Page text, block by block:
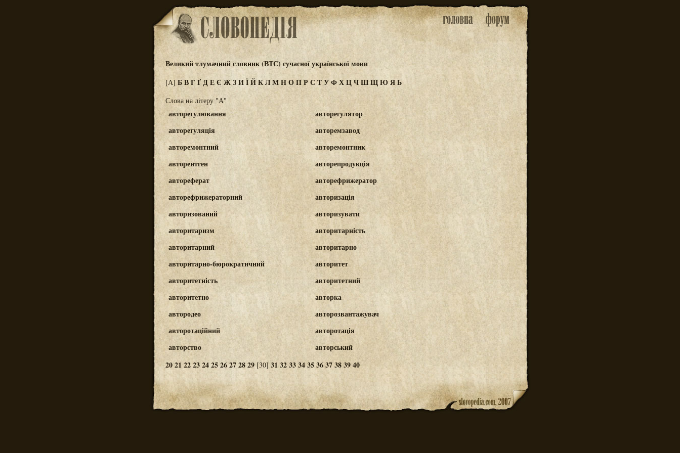
Великий тлумачний словник (ВТС) сучасної української мови
[А] БВГ ҐДЕЄ ЖЗИЇЙКЛМНОПРС ТУФХЦЧШЩЮ ЯЬ
Слова на літеру "А"
авторегулювання
авторегулятор
авторегуляція
авторемзавод
авторемонтний
авторемонтник
авторентген
авторепродукція
автореферат
авторефрижератор
авторефрижераторний
авторизація
авторизований
авторизувати
авторитаризм
авторитарність
авторитарний
авторитарно
авторитарно-бюрократичний
авторитет
авторитетність
авторитетний
авторитетно
авторка
автородео
авторозвантажувач
авторотаційний
авторотація
авторство
авторський
2021 2223242526272829 [30] 31 323334353637383940